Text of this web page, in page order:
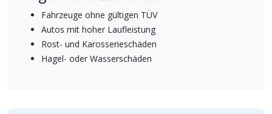
Fahrzeuge ohne gültigen TÜV
Autos mit hoher Laufleistung
Rost- und Karosserieschäden
Hagel- oder Wasserschäden